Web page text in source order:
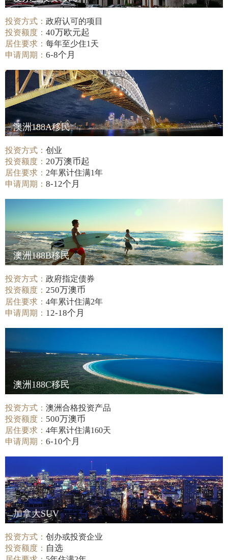
投资方式：政府认可的项目
投资额度：40万欧元起
居住要求：每年至少住1天
申请周期：6-8个月
澳洲188A移民
投资方式：创业
投资额度： 20万澳币起
居住要求： 2年累计住满1年
申请周期：8-12个月
澳洲188B移民
投资方式：政府指定债券
投资额度： 250万澳币
居住要求：4年累计住满2年
申请周期： 12-18个月
澳洲188C移民
投资方式：澳洲合格投资产品
投资额度： 500万澳币
居住要求：4年累计住满160天
申请周期：6-10个月
加拿大SUV
投资方式：创办或投资企业
投资额度： 自选